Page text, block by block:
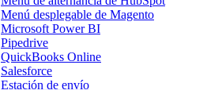
Menú desplegable de Magento
Microsoft Power BI
Pipedrive
QuickBooks Online
Salesforce
Estación de envío